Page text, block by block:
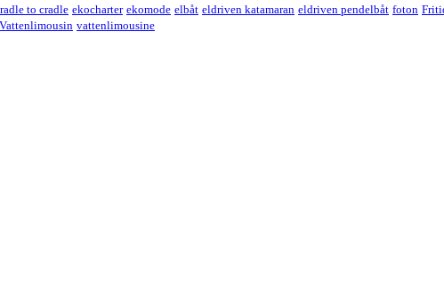
to cradle ekocharter ekomode elbåt eldriven katamaran eldriven pendelbåt foton
Vattenlimousin vattenlimousine